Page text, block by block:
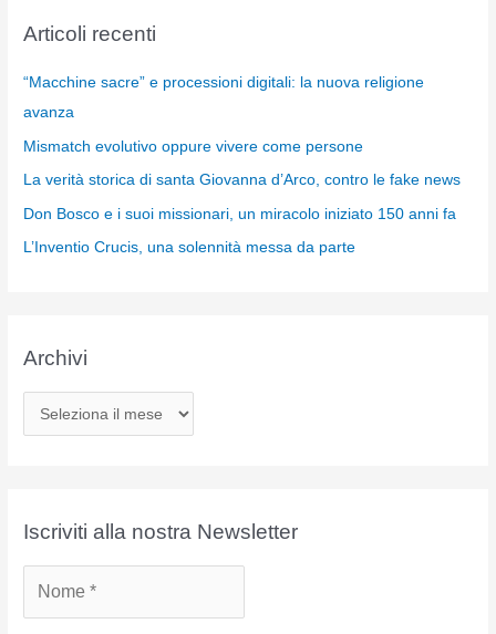
Articoli recenti
“Macchine sacre” e processioni digitali: la nuova religione
avanza
Mismatch evolutivo oppure vivere come persone
La verità storica di santa Giovanna d’Arco, contro le fake news
Don Bosco e i suoi missionari, un miracolo iniziato 150 anni fa
L’Inventio Crucis, una solennità messa da parte
Archivi
r
iIscriviti alla nostra Newsletter